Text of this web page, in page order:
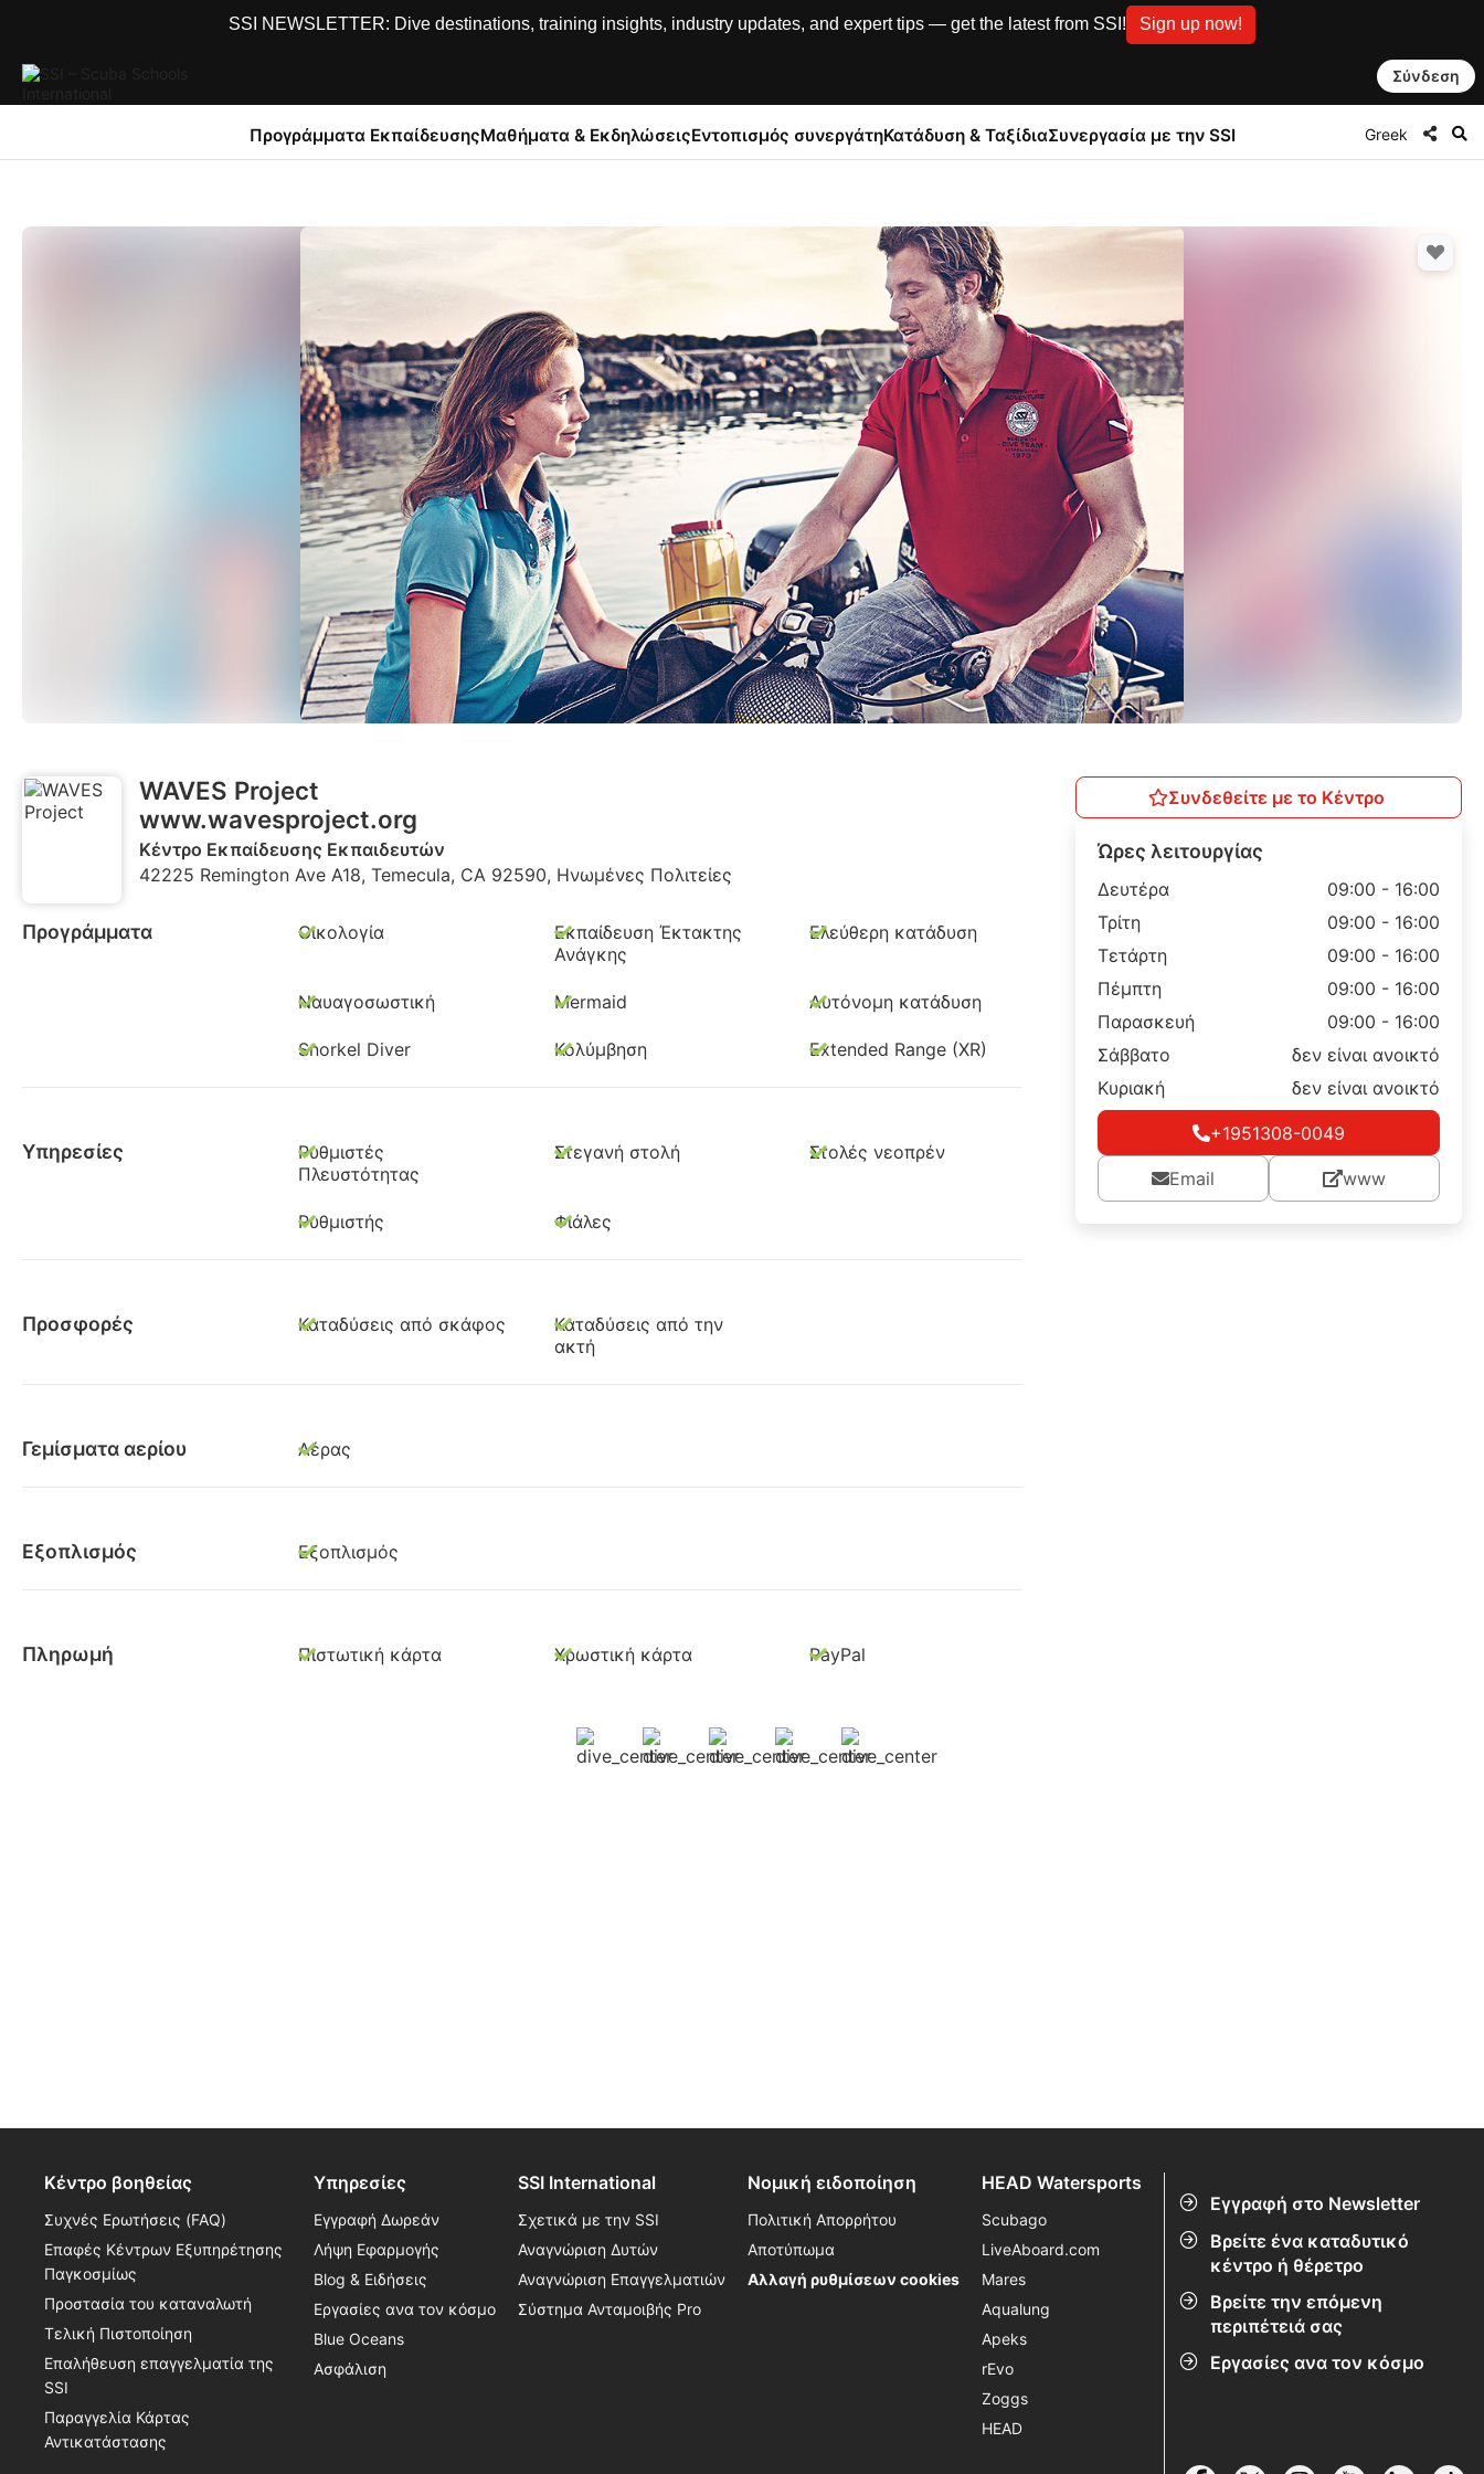
SSI NEWSLETTER: Dive destinations, training insights, industry updates, and expert tips — get the latest from SSI! Sign up now!
Σύνδεση
Προγράμματα ΕκπαίδευσηςΜαθήματα & ΕκδηλώσειςΕντοπισμός συνεργάτηΚατάδυση & ΤαξίδιαΣυνεργασία με την SSI Greek
WAVES Project
www.wavesproject.org
Κέντρο Εκπαίδευσης Εκπαιδευτών
42225 Remington Ave A18, Temecula, CA 92590, Ηνωμένες Πολιτείες
Προγράμματα Οικολογία
Εκπαίδευση Έκτακτης
Ανάγκης
Ελεύθερη κατάδυση
Ναυαγοσωστική Mermaid Αυτόνομη κατάδυση
Snorkel Diver Κολύμβηση Extended Range (XR)
Υπηρεσίες
Ρυθμιστές
Πλευστότητας
Στεγανή στολή Στολές νεοπρέν
Ρυθμιστής Φιάλες
Προσφορές Καταδύσεις από σκάφος
Καταδύσεις από την
ακτή
Γεμίσματα αερίου Αέρας
Εξοπλισμός Εξοπλισμός
Πληρωμή Πιστωτική κάρτα Χρωστική κάρτα PayPal
Συνδεθείτε με το Κέντρο
Ώρες λειτουργίας
Δευτέρα
09:00 - 16:00
Τρίτη
09:00 - 16:00
Τετάρτη
09:00 - 16:00
Πέμπτη
09:00 - 16:00
Παρασκευή
09:00 - 16:00
Σάββατο
δεν είναι ανοικτό
Κυριακή
δεν είναι ανοικτό
+1951308-0049
Email www
Εγγραφή στο Newsletter
Βρείτε ένα καταδυτικό
κέντρο ή θέρετρο
Βρείτε την επόμενη
περιπέτειά σας
Εργασίες ανα τον κόσμο
Κέντρο βοηθείας
Συχνές Ερωτήσεις (FAQ)
Επαφές Κέντρων Εξυπηρέτησης
Παγκοσμίως
Προστασία του καταναλωτή
Τελική Πιστοποίηση
Επαλήθευση επαγγελματία της
SSI
Παραγγελία Κάρτας
Αντικατάστασης
Υπηρεσίες
Εγγραφή Δωρεάν
Λήψη Εφαρμογής
Blog & Ειδήσεις
Εργασίες ανα τον κόσμο
Blue Oceans
Ασφάλιση
SSI International
Σχετικά με την SSI
Αναγνώριση Δυτών
Αναγνώριση Επαγγελματιών
Σύστημα Ανταμοιβής Pro
Νομική ειδοποίηση
Πολιτική Απορρήτου
Αποτύπωμα
Αλλαγή ρυθμίσεων cookies
HEAD Watersports
Scubago
LiveAboard.com
Mares
Aqualung
Apeks
rEvo
Zoggs
HEAD